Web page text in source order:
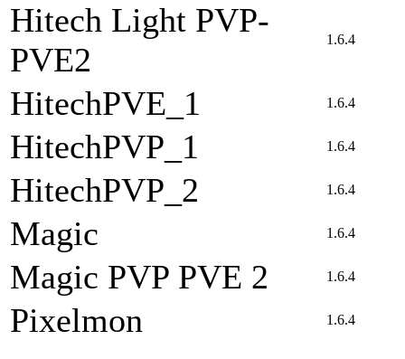
Hitech Light PVP-
PVE2
1.6.4
HitechPVE_1 1.6.4
HitechPVP_1 1.6.4
HitechPVP_2 1.6.4
Magic 1.6.4
Magic PVP PVE 2 1.6.4
Pixelmon 1.6.4